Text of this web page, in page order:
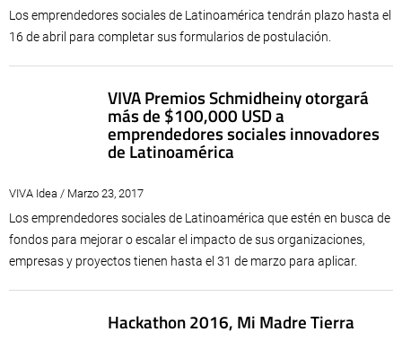
Los emprendedores sociales de Latinoamérica tendrán plazo hasta el
16 de abril para completar sus formularios de postulación.
VIVA Premios Schmidheiny otorgará
más de $100,000 USD a
emprendedores sociales innovadores
de Latinoamérica
VIVA Idea / Marzo 23, 2017
Los emprendedores sociales de Latinoamérica que estén en busca de
fondos para mejorar o escalar el impacto de sus organizaciones,
empresas y proyectos tienen hasta el 31 de marzo para aplicar.
Hackathon 2016, Mi Madre Tierra